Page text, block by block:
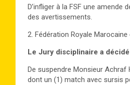
D’infliger à la FSF une amende
des avertissements.
2. Fédération Royale Marocaine
Le Jury disciplinaire a décidé
De suspendre Monsieur Achraf
dont un (1) match avec sursis